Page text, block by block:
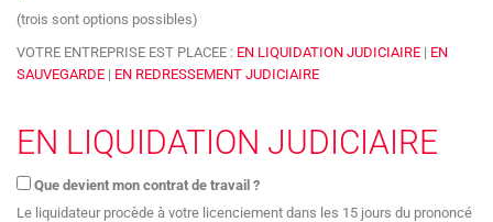
(trois sont options possibles)
VOTRE ENTREPRISE EST PLACEE : EN LIQUIDATION JUDICIAIRE | EN
SAUVEGARDE | EN REDRESSEMENT JUDICIAIRE
EN LIQUIDATION JUDICIAIRE
Que devient mon contrat de travail ?
Le liquidateur procède à votre licenciement dans les 15 jours du prononcé